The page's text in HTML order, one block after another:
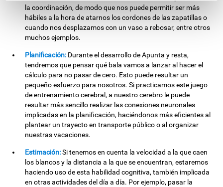
la coordinación, de modo que nos puede permitir ser más
hábiles a la hora de atarnos los cordones de las zapatillas o
cuando nos desplazamos con un vaso a rebosar, entre otros
muchos ejemplos.
Planificación: Durante el desarrollo de Apunta y resta,
tendremos que pensar qué bala vamos a lanzar al hacer el
cálculo para no pasar de cero. Esto puede resultar un
pequeño esfuerzo para nosotros. Si practicamos este juego
de entrenamiento cerebral, a nuestro cerebro le puede
resultar más sencillo realizar las conexiones neuronales
implicadas en la planificación, haciéndonos más eficientes al
plantear un trayecto en transporte público o al organizar
nuestras vacaciones.
Estimación:Si tenemos en cuenta la velocidad a la que caen
los blancos y la distancia a la que se encuentran, estaremos
haciendo uso de esta habilidad cognitiva, también implicada
en otras actividades del día a día. Por ejemplo, pasar la